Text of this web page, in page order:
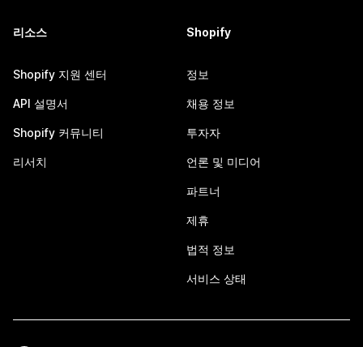
리소스
Shopify 지원 센터
API 설명서
Shopify 커뮤니티
리서치
Shopify
정보
채용 정보
투자자
언론 및 미디어
파트너
제휴
법적 정보
서비스 상태